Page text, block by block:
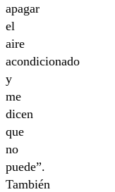
apagar
el
aire
acondicionado
y
me
dicen
que
no
puede”.
También